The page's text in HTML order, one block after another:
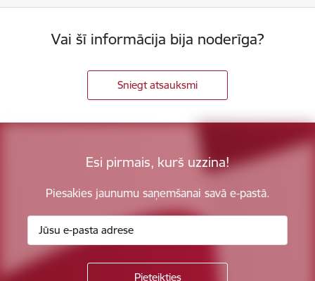
Vai šī informācija bija noderīga?
Sniegt atsauksmi
Esi pirmais, kurš uzzina!
Piesakies jaunumu saņemšanai savā e-pastā.